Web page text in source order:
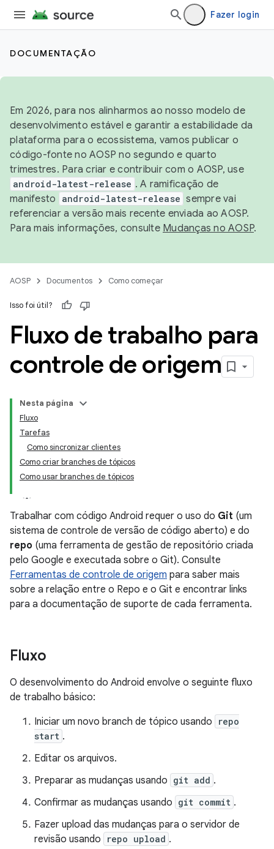
Fazer login
DOCUMENTAÇÃO
Em 2026, para nos alinharmos ao nosso modelo de
desenvolvimento estável e garantir a estabilidade da
plataforma para o ecossistema, vamos publicar o
código-fonte no AOSP no segundo e quarto
trimestres. Para criar e contribuir com o AOSP, use
android-latest-release . A ramificação de
manifesto
android-latest-release sempre vai
referenciar a versão mais recente enviada ao AOSP.
Para mais informações, consulte Mudanças no AOSP.
AOSP Documentos Como começar
Isso foi útil?
Fluxo de trabalho para
controle de origem
Nesta página
Fluxo
Tarefas
Como sincronizar clientes
Como criar branches de tópicos
Como usar branches de tópicos
Trabalhar com código Android requer o uso do Git (um
sistema de controle de versão de código aberto) e do
repo (uma ferramenta de gestão de repositório criada
pelo Google e executada sobre o Git). Consulte
Ferramentas de controle de origem para saber mais
sobre a relação entre o Repo e o Git e encontrar links
para a documentação de suporte de cada ferramenta.
Fluxo
O desenvolvimento do Android envolve o seguinte fluxo
de trabalho básico:
Iniciar um novo branch de tópico usando
repo
start .
Editar os arquivos.
Preparar as mudanças usando git add .
Confirmar as mudanças usando git commit .
Fazer upload das mudanças para o servidor de
revisão usando
repo upload .